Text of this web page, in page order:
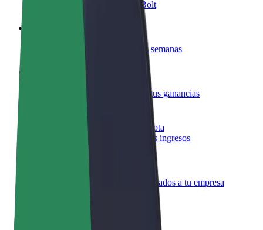
Gana dinero colaborando con Bolt
Repartí comida y cobrá todas las semanas
Llegá a más clientes y maximizá tus ganancias
Registrarse como propietario de flota
Añadí tu flota a Bolt y potenciá tus ingresos
Productos y servicios de Bolt adaptados a tu empresa